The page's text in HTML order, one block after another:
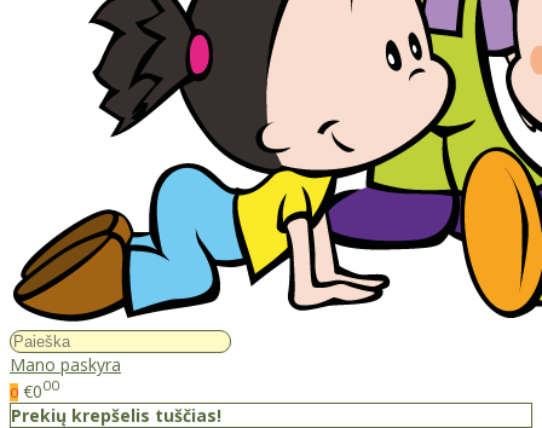
Mano paskyra
0 €000
Prekių krepšelis tuščias!